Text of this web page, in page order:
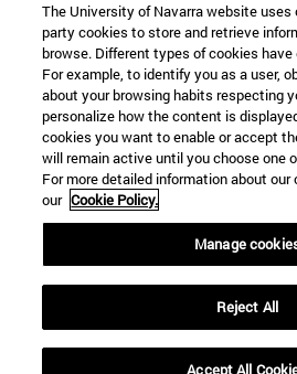
The University of Navarra website uses
party cookies to store and retrieve
browse. Different types of cookies
For example, to identify you as a user,
about your browsing habits respecting
personalize how the content is
cookies you want to enable or accept
will remain active until you choose one
For more detailed information about
our Cookie Policy.
Manage
Reject All
Accept All